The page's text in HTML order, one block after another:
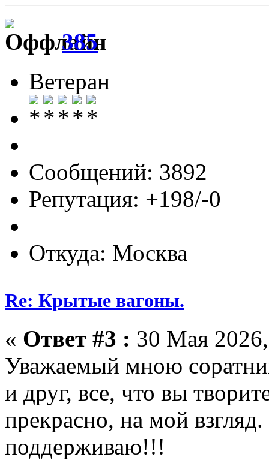
385
Ветеран
Сообщений: 3892
Репутация: +198/-0
Откуда: Москва
Re: Крытые вагоны.
« Ответ #3 : 30 Мая
Уважаемый мною
и друг, все, что вы
прекрасно, на мой
поддерживаю!!!